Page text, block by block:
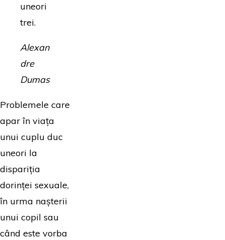
uneori
trei.
Alexan
dre
Dumas
Problemele care
apar în viața
unui cuplu duc
uneori la
dispariția
dorinței sexuale,
în urma nașterii
unui copil sau
când este vorba